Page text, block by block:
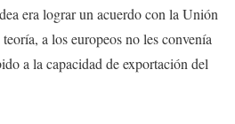
era lograr un acuerdo con la Unión
a los europeos no les convenía
a la capacidad de exportación del